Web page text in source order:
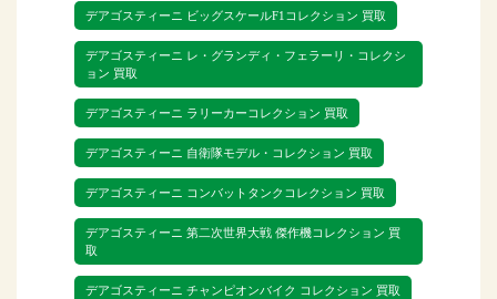
デアゴスティーニ ビッグスケールF1コレクション 買取
デアゴスティーニ レ・グランディ・フェラーリ・コレクシ
ョン 買取
デアゴスティーニ ラリーカーコレクション 買取
デアゴスティーニ 自衛隊モデル・コレクション 買取
デアゴスティーニ コンバットタンクコレクション 買取
デアゴスティーニ 第二次世界大戦 傑作機コレクション 買
取
デアゴスティーニ チャンピオンバイク コレクション 買取